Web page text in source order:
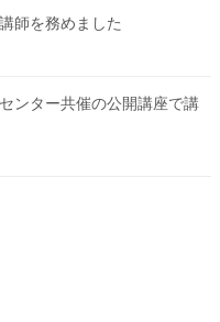
師を務めました
ンター共催の公開講座で講